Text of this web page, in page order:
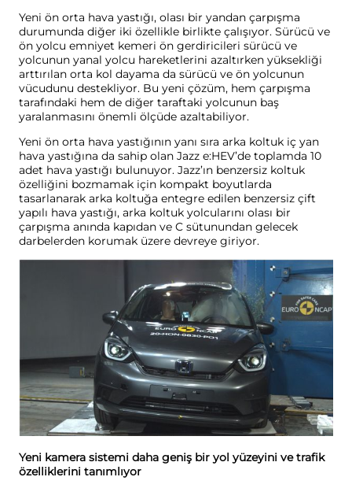
Yeni ön orta hava yastığı, olası bir yandan çarpışma
durumunda diğer iki özellikle birlikte çalışıyor. Sürücü ve
ön yolcu emniyet kemeri ön gerdiricileri sürücü ve
yolcunun yanal yolcu hareketlerini azaltırken yüksekliği
arttırılan orta kol dayama da sürücü ve ön yolcunun
vücudunu destekliyor. Bu yeni çözüm, hem çarpışma
tarafındaki hem de diğer taraftaki yolcunun baş
yaralanmasını önemli ölçüde azaltabiliyor.
Yeni ön orta hava yastığının yanı sıra arka koltuk iç yan
hava yastığına da sahip olan Jazz e:HEV’de toplamda 10
adet hava yastığı bulunuyor. Jazz’ın benzersiz koltuk
özelliğini bozmamak için kompakt boyutlarda
tasarlanarak arka koltuğa entegre edilen benzersiz çift
yapılı hava yastığı, arka koltuk yolcularını olası bir
çarpışma anında kapıdan ve C sütunundan gelecek
darbelerden korumak üzere devreye giriyor.
Yeni kamera sistemi daha geniş bir yol yüzeyini ve trafik
özelliklerini tanımlıyor